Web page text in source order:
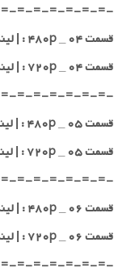
=-=-=-=-=-=-
قسمت ۰۴ _ ۴۸۰p : | لینک مستقیم | دوبله فارسی | Family
قسمت ۰۴ _ ۷۲۰p : | لینک مستقیم | دوبله فارسی | Family
=-=-=-=-=-=-
قسمت ۰۵ _ ۴۸۰p : | لینک مستقیم | دوبله فارسی | Family
قسمت ۰۵ _ ۷۲۰p : | لینک مستقیم | دوبله فارسی | Family
=-=-=-=-=-=-
قسمت ۰۶ _ ۴۸۰p : | لینک مستقیم | دوبله فارسی | Family
قسمت ۰۶ _ ۷۲۰p : | لینک مستقیم | دوبله فارسی | Family
=-=-=-=-=-=-